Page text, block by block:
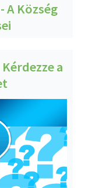
A Község
a